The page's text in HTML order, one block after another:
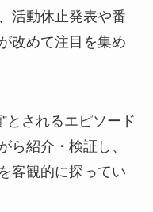
活動休止発表や番
改めて注目を集め
とされるエピソード
ら紹介・検証し、
客観的に探ってい